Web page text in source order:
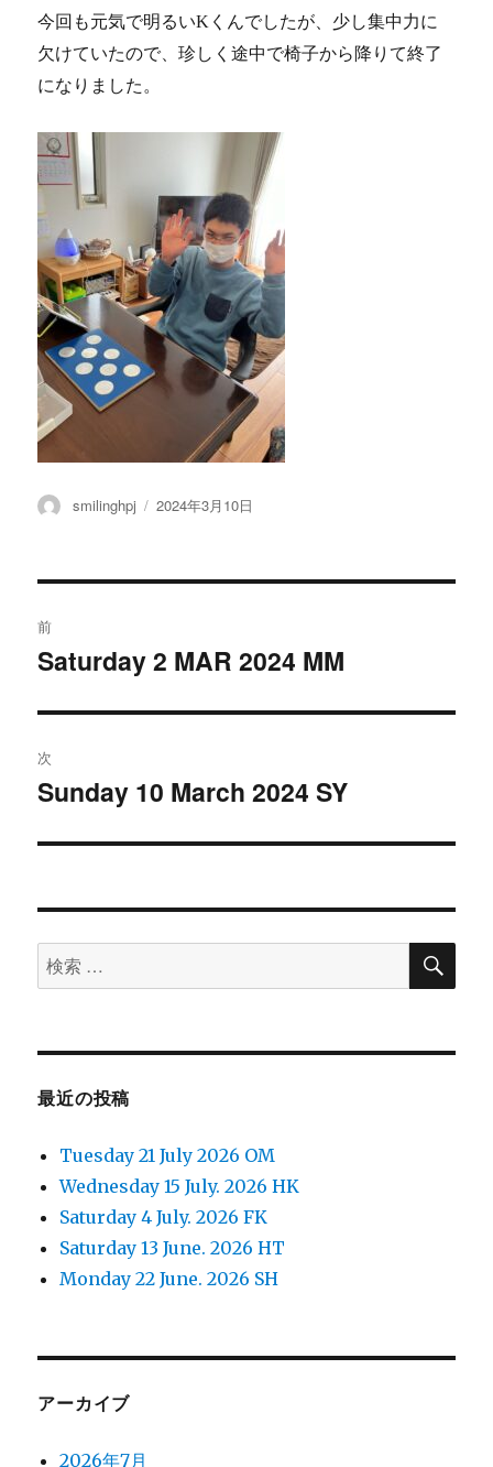
今回も元気で明るいKくんでしたが、少し集中力に
欠けていたので、珍しく途中で椅子から降りて終了
になりました。
投
smilinghpj
投
2024年3月10日
稿
ビ
ゲ
ー
ン
前
過
の
投
稿:
Saturday 2 MAR 2024 MM
次
次
投
Sunday 10 March 2024 SY
検
索
象:
検
最近の投稿
Tuesday 21 July 2026 OM
Wednesday 15 July. 2026 HK
Saturday 4 July. 2026 FK
Saturday 13 June. 2026 HT
Monday 22 June. 2026 SH
アーカイブ
2026年7月